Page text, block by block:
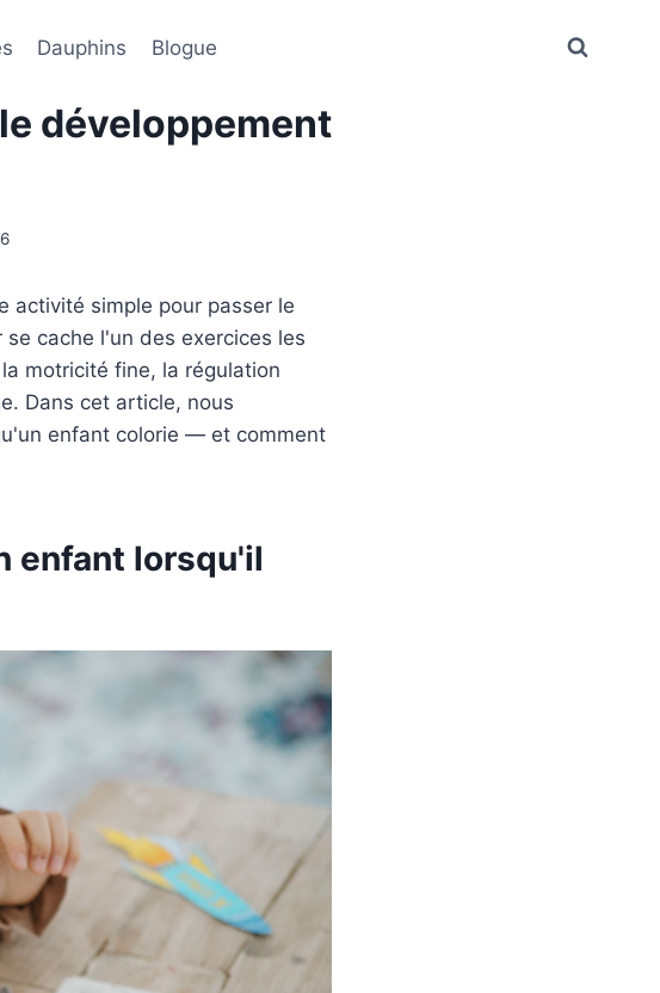
Dauphins Blogue
développement
activité simple pour passer le
cache l'un des exercices les
motricité fine, la régulation
Dans cet article, nous
enfant colorie — et comment
enfant lorsqu'il